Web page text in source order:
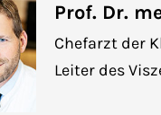
Prof. Dr.
Chefarzt der
Leiter des